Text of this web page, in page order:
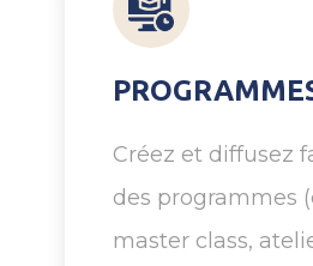
Créez et diffusez
des programmes
master class,